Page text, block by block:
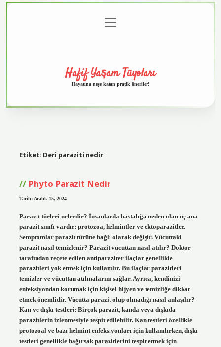
menüyü
aç
Hafif Yaşam Tüyoları
Hayatına neşe katan pratik öneriler!
Etiket: Deri paraziti nedir
Phyto Parazit Nedir
Tarih: Aralık 15, 2024
Parazit türleri nelerdir? İnsanlarda hastalığa neden olan üç ana
parazit sınıfı vardır: protozoa, helmintler ve ektoparazitler.
Semptomlar parazit türüne bağlı olarak değişir. Vücuttaki
parazit nasıl temizlenir? Parazit vücuttan nasıl atılır? Doktor
tarafından reçete edilen antiparaziter ilaçlar genellikle
parazitleri yok etmek için kullanılır. Bu ilaçlar parazitleri
temizler ve vücuttan atılmalarını sağlar. Ayrıca, kendinizi
enfeksiyondan korumak için kişisel hijyen ve temizliğe dikkat
etmek önemlidir. Vücutta parazit olup olmadığı nasıl anlaşılır?
Kan ve dışkı testleri: Birçok parazit, kanda veya dışkıda
parazitlerin izlenmesiyle tespit edilebilir. Kan testleri özellikle
protozoal ve bazı helmint enfeksiyonları için kullanılırken, dışkı
testleri genellikle bağırsak parazitlerini tespit etmek için